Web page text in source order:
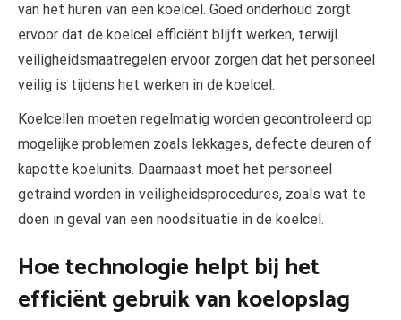
van het huren van een koelcel. Goed onderhoud zorgt
ervoor dat de koelcel efficiënt blijft werken, terwijl
veiligheidsmaatregelen ervoor zorgen dat het personeel
veilig is tijdens het werken in de koelcel.
Koelcellen moeten regelmatig worden gecontroleerd op
mogelijke problemen zoals lekkages, defecte deuren of
kapotte koelunits. Daarnaast moet het personeel
getraind worden in veiligheidsprocedures, zoals wat te
doen in geval van een noodsituatie in de koelcel.
Hoe technologie helpt bij het
efficiënt gebruik van koelopslag